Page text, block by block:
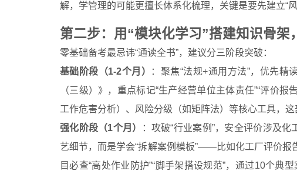
解，学管理的可能更擅长体系化梳理，关键是要先建立“
第二步：用“模块化学习”搭建知识骨架
零基础备考最忌讳“通读全书”，建议分三阶段突破：
基础阶段（1-2个月）
：聚焦“法规+通用方法”，优先精
（三级）》，重点标记“生产经营单位主体责任”“评价
工作危害分析）、风险分级（如矩阵法）等核心工具，这
强化阶段（1个月）
：攻破“行业案例”，安全评价涉及
艺细节，而是学会“拆解案例模板”——比如化工厂评价报
目必查“高处作业防护”“脚手架搭设规范”，通过10个典